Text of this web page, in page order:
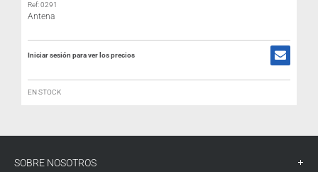
Ref: 0291
Antena
Iniciar sesión para ver los precios
EN STOCK
SOBRE NOSOTROS